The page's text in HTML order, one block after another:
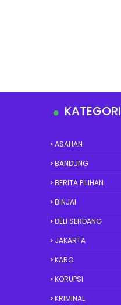
KATEGORI
ASAHAN
BANDUNG
BERITA PILIHAN
BINJAI
DELI SERDANG
JAKARTA
KARO
KORUPSI
KRIMINAL